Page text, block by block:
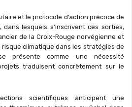
et le protocole d’action précoce de
dans lesquels s'inscrivent ces sorties,
de la Croix-Rouge norvégienne et
risque climatique dans les stratégies de
présente comme une nécessité
traduisent concrètement sur le
scientifiques anticipent une